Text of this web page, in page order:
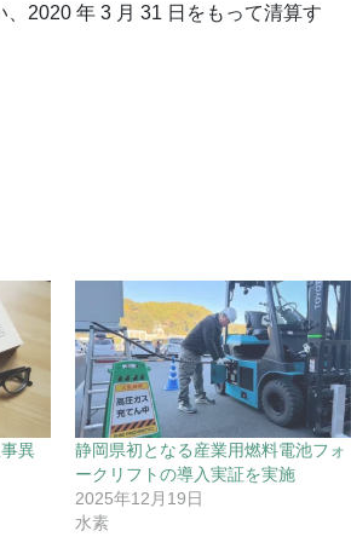
2020 年 3 月 31 日をもって清算す
異
静岡県初となる産業用燃料電池フォ
ークリフトの導入実証を実施
2025年12月19日
水素